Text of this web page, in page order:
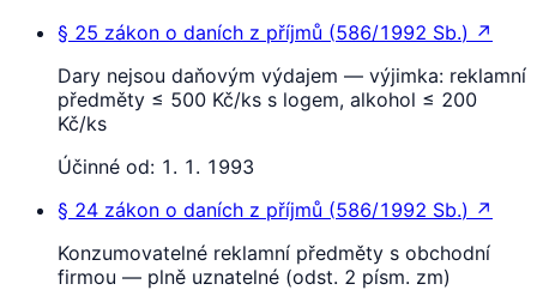
§ 25 zákon o daních z příjmů (586/1992 Sb.) ↗
Dary nejsou daňovým výdajem — výjimka: reklamní
předměty ≤ 500 Kč/ks s logem, alkohol ≤ 200
Kč/ks
Účinné od: 1. 1. 1993
§ 24 zákon o daních z příjmů (586/1992 Sb.) ↗
Konzumovatelné reklamní předměty s obchodní
firmou — plně uznatelné (odst. 2 písm. zm)